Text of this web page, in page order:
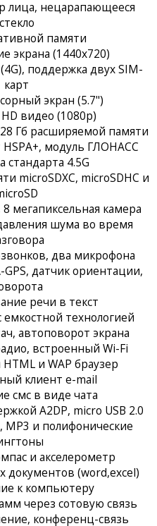
лица, нецарапающееся
стекло
памяти
экрана (1440x720)
поддержка двух SIM-
карт
экран (5.7")
видео (1080p)
Гб расширяемой памяти
модуль ГЛОНАСС
стандарта 4.5G
microSDXC, microSDHC и
мегапиксельная камера
шума во время
два микрофона
датчик ориентации,
речи в текст
технологией
автоповорот экрана
встроенный Wi-Fi
и WAP браузер
клиент e-mail
смс в виде чата
A2DP, micro USB 2.0
MP3 и полифонические
и акселерометр
документов (word,excel)
к компьютеру
через сотовую связь
конференц-связь